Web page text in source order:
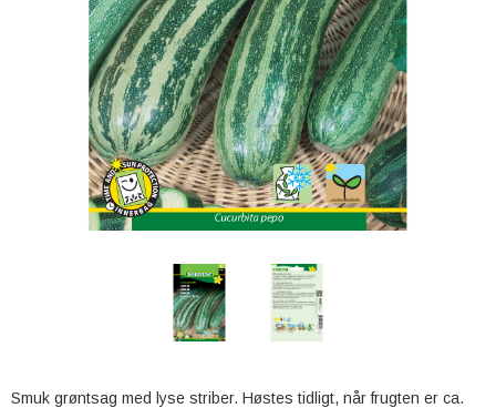
Smuk grøntsag med lyse striber. Høstes tidligt, når frugten er ca.